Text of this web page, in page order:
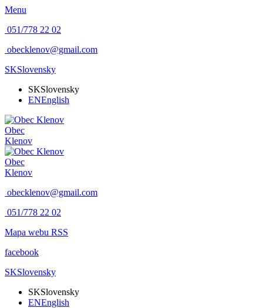
Menu
051/778 22 02
obecklenov@gmail.com
SKSlovensky
SKSlovensky
ENEnglish
Obec
Klenov
Obec
Klenov
obecklenov@gmail.com
051/778 22 02
Mapa webu RSS
facebook
SKSlovensky
SKSlovensky
ENEnglish